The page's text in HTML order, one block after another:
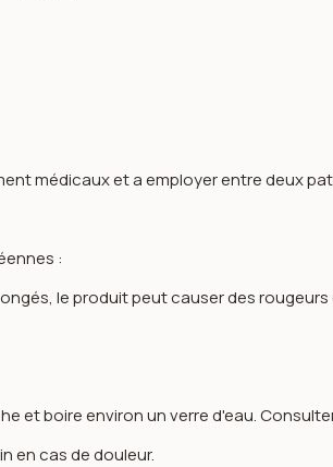
médicaux et a employer entre deux
:
le produit peut causer des rougeurs
et boire environ un verre d'eau.
en cas de douleur.